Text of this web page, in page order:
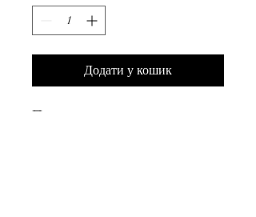
Додати у кошик
Переходник на переднюю ось